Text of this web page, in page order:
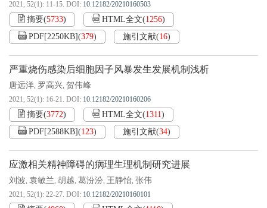
2021, 52(1): 11-15. DOI: 10.12182/20210160503
摘要(5733) HTML全文(1256)
PDF[2250KB](379) 施引文献(16)
严重烧伤感染后细胞因子风暴发生发展机制浅析
唐远洋, 罗高兴, 贺伟峰
2021, 52(1): 16-21. DOI: 10.12182/20210160206
摘要(3772) HTML全文(1311)
PDF[2588KB](123) 施引文献(34)
应激相关精神障碍的病理生理机制研究进展
刘波, 袁敏兰, 胡越, 葛汾汾, 王静怡, 张伟
2021, 52(1): 22-27. DOI: 10.12182/20210160101